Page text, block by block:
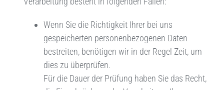
Wenn Sie die Richtigkeit Ihrer bei uns
gespeicherten personenbezogenen Daten
bestreiten, benötigen wir in der Regel Zeit, um
dies zu überprüfen.
Für die Dauer der Prüfung haben Sie das Recht,